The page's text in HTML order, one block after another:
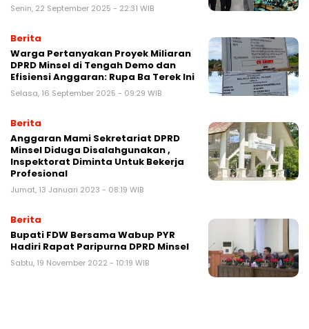
Senin, 22 September 2025 - 22:31 WIB
Berita
Warga Pertanyakan Proyek Miliaran
DPRD Minsel di Tengah Demo dan
Efisiensi Anggaran: Rupa Ba Terek Ini
Selasa, 16 September 2025 - 09:29 WIB
Berita
Anggaran Mami Sekretariat DPRD
Minsel Diduga Disalahgunakan ,
Inspektorat Diminta Untuk Bekerja
Profesional
Jumat, 13 Januari 2023 - 08:19 WIB
Berita
Bupati FDW Bersama Wabup PYR
Hadiri Rapat Paripurna DPRD Minsel
Sabtu, 19 November 2022 - 10:19 WIB